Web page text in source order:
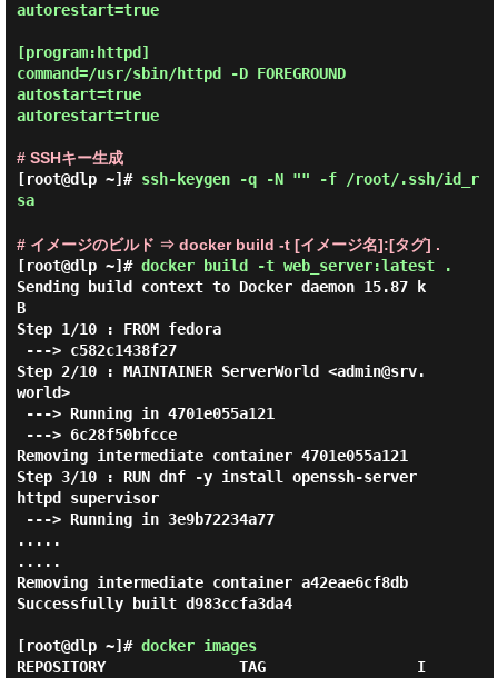
autorestart=true
[program:httpd]
command=/usr/sbin/httpd -D FOREGROUND
autostart=true
autorestart=true
# SSHキー生成
[root@dlp ~]# ssh-keygen -q -N "" -f /root/.ssh/id_r
sa
# イメージのビルド ⇒ docker build -t [イメージ名]:[タグ] .
[root@dlp ~]# docker build -t web_server:latest .
Sending build context to Docker daemon 15.87 k
B
Step 1/10 : FROM fedora
Step 2/10 : MAINTAINER ServerWorld <admin@srv.
world>
Removing intermediate container 4701e055a121
Step 3/10 : RUN dnf -y install openssh-server
httpd supervisor
.....
.....
Removing intermediate container a42eae6cf8db
Successfully built d983ccfa3da4
[root@dlp ~]# docker images
REPOSITORY               TAG                 I